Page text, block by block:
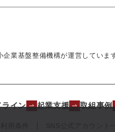
企業基盤整備機構が運営していま
ライン 起業支援 取組事例
用条件